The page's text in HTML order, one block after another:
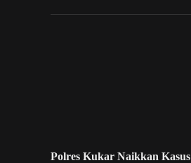
Polres Kukar Naikkan Kasus